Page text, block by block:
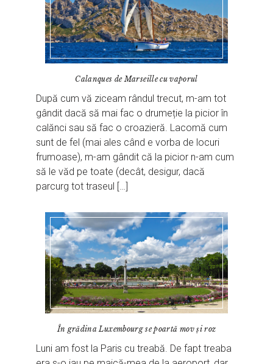
Calanques de Marseille cu vaporul
După cum vă ziceam rândul trecut, m-am tot
gândit dacă să mai fac o drumeție la picior în
calănci sau să fac o croazieră. Lacomă cum
sunt de fel (mai ales când e vorba de locuri
frumoase), m-am gândit că la picior n-am cum
să le văd pe toate (decât, desigur, dacă
parcurg tot traseul […]
În grădina Luxembourg se poartă mov și roz
Luni am fost la Paris cu treabă. De fapt treaba